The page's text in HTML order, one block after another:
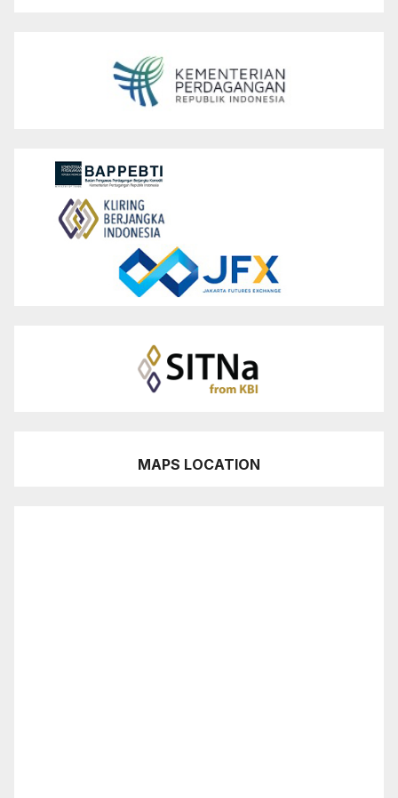
MAPS LOCATION